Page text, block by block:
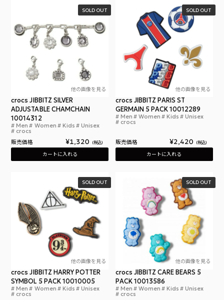
他の画像を見る
crocs JIBBITZ SILVER
ADJUSTABLE CHAMCHAIN
10014312
Men Women Kids Unisex
crocs
販売価格 ¥1,320 税込
SOLD OUT
カートに入れる
他の画像を見る
crocs JIBBITZ PARIS ST
GERMAIN 5 PACK 10012289
Men Women Kids Unisex
crocs
販売価格 ¥2,420 税込
SOLD OUT
カートに入れる
他の画像を見る
クロックス ジビッツ チャーム ハリーポッター シ
crocs JIBBITZ HARRY POTTER
SYMBOL 5 PACK 10010005
Men Women Kids Unisex
crocs
SOLD OUT
他の画像を見る
crocs JIBBITZ CARE BEARS 5
PACK 10013586
Men Women Kids Unisex
crocs
SOLD OUT